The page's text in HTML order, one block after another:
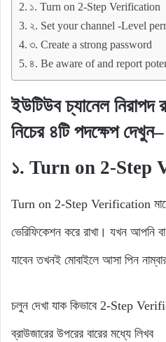
১. Turn on 2-Step Verification
২. Set your channel -Level
৩. Create a strong password
৪. Be aware of and report
ইউটিউব চ্যানেল নিরাপদ
নিচের ৪টি পদক্ষেপ দেখুন–
১. Turn on 2-Step
Turn on 2-Step Verification মানে
ভেরিফিকেশন করে রাখা। যখন আপনি
যাবেন তখনই মোবাইলে আসা পিন
চলুন দেখা যাক কিভাবে 2-Step
ব্রাউজারের উপরের বারের মধ্যে লিখব